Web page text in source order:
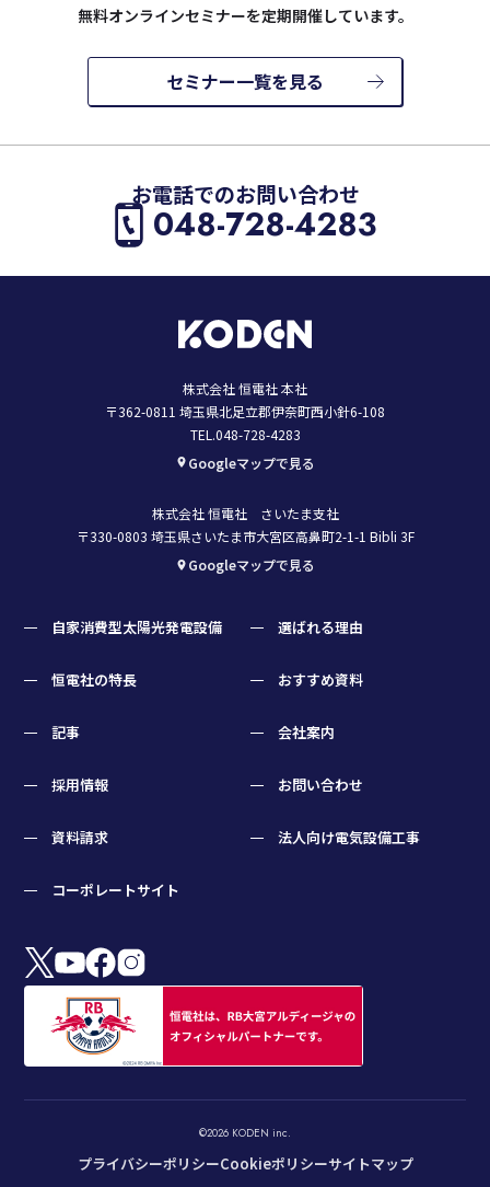
無料オンラインセミナーを定期開催しています。
セミナー一覧を見る
お電話でのお問い合わせ
048-728-4283
株式会社 恒電社 本社
〒362-0811 埼玉県北足立郡伊奈町西小針6-108
TEL.048-728-4283
Googleマップで見る
株式会社 恒電社 さいたま支社
〒330-0803 埼玉県さいたま市大宮区高鼻町2-1-1 Bibli 3F
Googleマップで見る
自家消費型太陽光発電設備 選ばれる理由
恒電社の特長 おすすめ資料
記事 会社案内
採用情報 お問い合わせ
資料請求 法人向け電気設備工事
コーポレートサイト
プライバシーポリシーCookieポリシーサイトマップ
©2026 KODEN inc.